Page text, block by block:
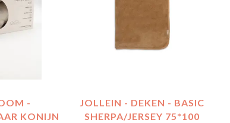
-
KONIJN
JOLLEIN - DEKEN - BASIC
SHERPA/JERSEY 75*100